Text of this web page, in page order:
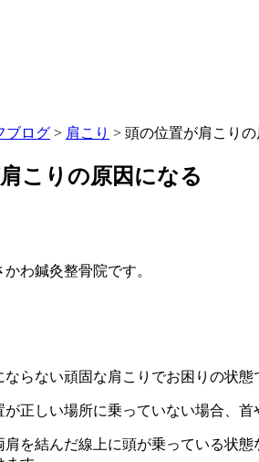
ブログ > 肩こり > 頭の位置が肩こり
こりの原因になる
わ鍼灸整骨院です。
らない頑固な肩こりでお困りの状態
が正しい場所に乗っていない場合、
肩を結んだ線上に頭が乗っている状